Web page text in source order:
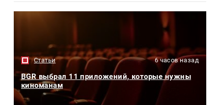
Статьи 6 часов назад
BGR выбрал 11 приложений, которые нужны
киноманам